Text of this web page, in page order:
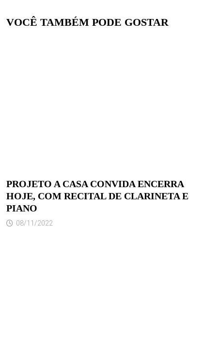
VOCÊ TAMBÉM PODE GOSTAR
PROJETO A CASA CONVIDA ENCERRA
HOJE, COM RECITAL DE CLARINETA E
PIANO
08/11/2022